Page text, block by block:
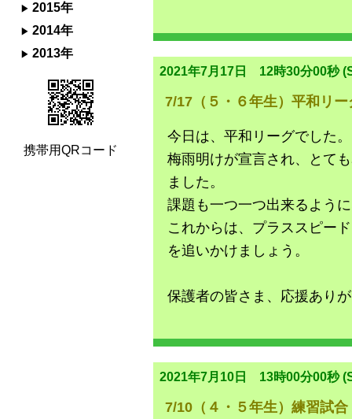
2021年7月17日 12時30分00秒
7/17（５・６年生）平和リー
今日は、平和リーグでした。
梅雨明けが宣言され、とて
ました。
課題も一つ一つ出来るよう
これからは、プラススピー
を追いかけましょう。
保護者の皆さま、応援あり
2021年7月10日 13時00分00秒
7/10（４・５年生）練習試合
2015年
2014年
2013年
携帯用QRコード